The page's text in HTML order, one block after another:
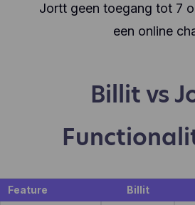
Jortt geen toegang tot 7
een online
Billit vs
Feature Billit